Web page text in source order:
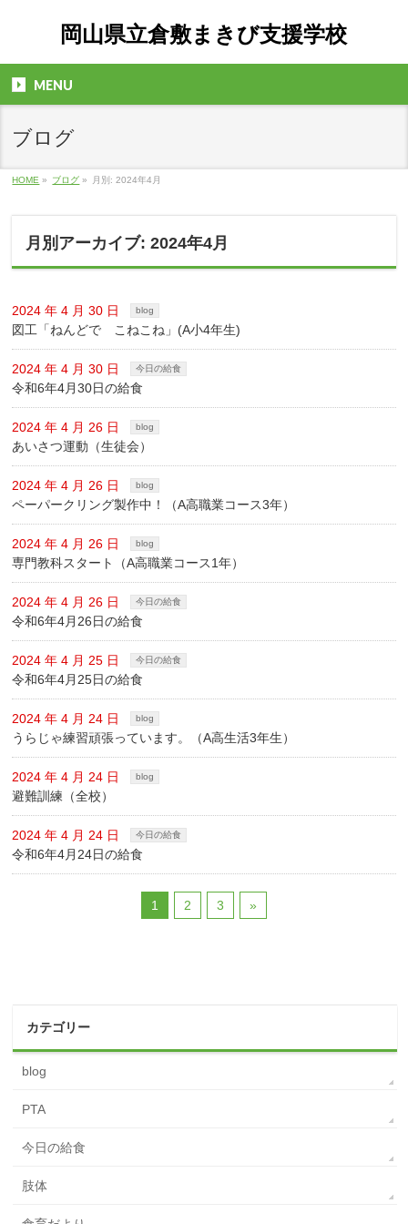
岡山県立倉敷まきび支援学校
MENU
ブログ
HOME » ブログ » 月別: 2024年4月
月別アーカイブ: 2024年4月
2024 年 4 月 30 日 blog
図工「ねんどで こねこね」(A小4年生)
2024 年 4 月 30 日 今日の給食
令和6年4月30日の給食
2024 年 4 月 26 日 blog
あいさつ運動（生徒会）
2024 年 4 月 26 日 blog
ペーパークリング製作中！（A高職業コース3年）
2024 年 4 月 26 日 blog
専門教科スタート（A高職業コース1年）
2024 年 4 月 26 日 今日の給食
令和6年4月26日の給食
2024 年 4 月 25 日 今日の給食
令和6年4月25日の給食
2024 年 4 月 24 日 blog
うらじゃ練習頑張っています。（A高生活3年生）
2024 年 4 月 24 日 blog
避難訓練（全校）
2024 年 4 月 24 日 今日の給食
令和6年4月24日の給食
1 2 3 »
カテゴリー
blog
PTA
今日の給食
肢体